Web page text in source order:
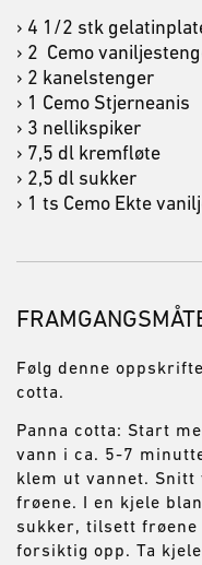
› 4 1/2 stk
› 2 Cemo
› 2 kanelstenger
› 1 Cemo Stjerneanis
› 3 nellikspiker
› 7,5 dl kremfløte
› 2,5 dl sukker
› 1 ts Cemo Ekte
Følg denne
cotta.
Panna cotta: Start
vann i ca. 5-7
klem ut vannet. Snitt
frøene. I en kjele
sukker, tilsett frøene
forsiktig opp. Ta